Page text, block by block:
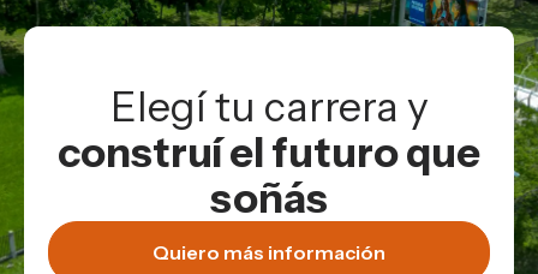
Elegí tu carrera y
construí el futuro que
soñás
Quiero más información